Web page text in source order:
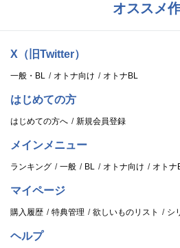
オススメ
X（旧Twitter）
一般・BL オトナ向け オトナBL
はじめての方
はじめての方へ 新規会員登録
メインメニュー
ランキング 一般 BL オトナ向け オトナ
マイページ
購入履歴 特典管理 欲しいものリスト シ
ヘルプ